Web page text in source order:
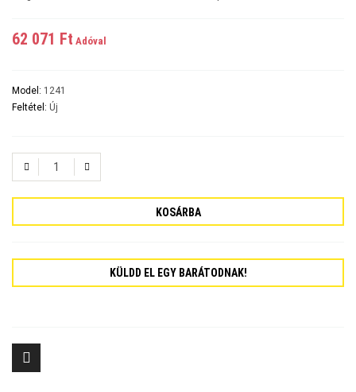
62 071 Ft‎ Adóval
Model: 1241
Feltétel: Új
KOSÁRBA
KÜLDD EL EGY BARÁTODNAK!